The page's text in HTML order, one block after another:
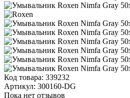
Код товара: 339232
Артикул: 300160-DG
Пока нет отзывов